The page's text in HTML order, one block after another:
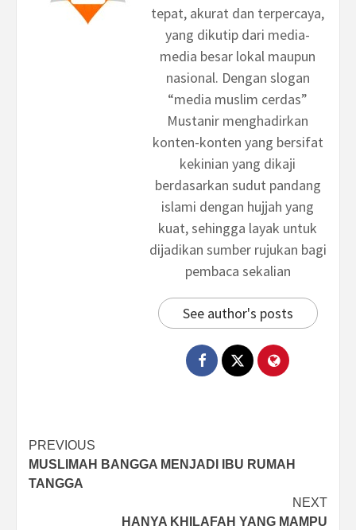
tepat, akurat dan terpercaya,
yang dikutip dari media-
media besar lokal maupun
nasional. Dengan slogan
“media muslim cerdas”
Mustanir menghadirkan
konten-konten yang bersifat
kekinian yang dikaji
berdasarkan sudut pandang
islami dengan hujjah yang
kuat, sehingga layak untuk
dijadikan sumber rujukan bagi
pembaca sekalian
See author's posts
Post
navigation
PREVIOUS
MUSLIMAH BANGGA MENJADI IBU RUMAH
TANGGA
NEXT
HANYA KHILAFAH YANG MAMPU